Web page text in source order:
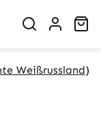
Weißrussland)